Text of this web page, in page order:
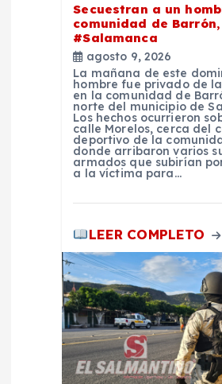
Secuestran a un
comunidad de Barrón,
#Salamanca
agosto 9, 2026
La mañana de este
hombre fue privado de
en la comunidad de
norte del municipio de
Los hechos ocurrieron
calle Morelos, cerca del
deportivo de la
donde arribaron varios
armados que subirían
a la víctima para…
LEER COMPLETO